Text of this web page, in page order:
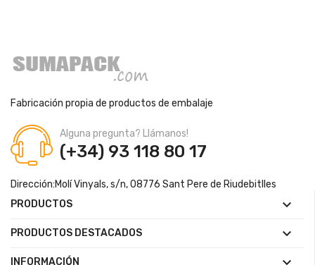
Fabricación propia de productos de embalaje
Alguna pregunta? Llámanos!
(+34) 93 118 80 17
Dirección:Molí Vinyals, s/n, 08776 Sant Pere de Riudebitlles
PRODUCTOS

PRODUCTOS DESTACADOS 
INFORMACIÓN